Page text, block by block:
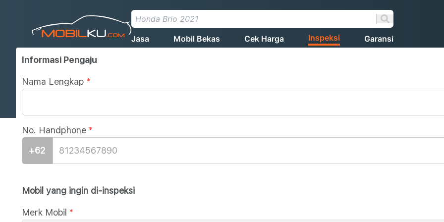
Jasa Mobil Bekas Cek Harga Inspeksi Garansi
Informasi Pengaju
Nama Lengkap *
No. Handphone *
+62
Mobil yang ingin di-inspeksi
Merk Mobil *